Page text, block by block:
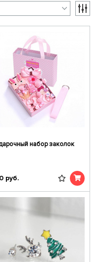
набор заколок
руб.